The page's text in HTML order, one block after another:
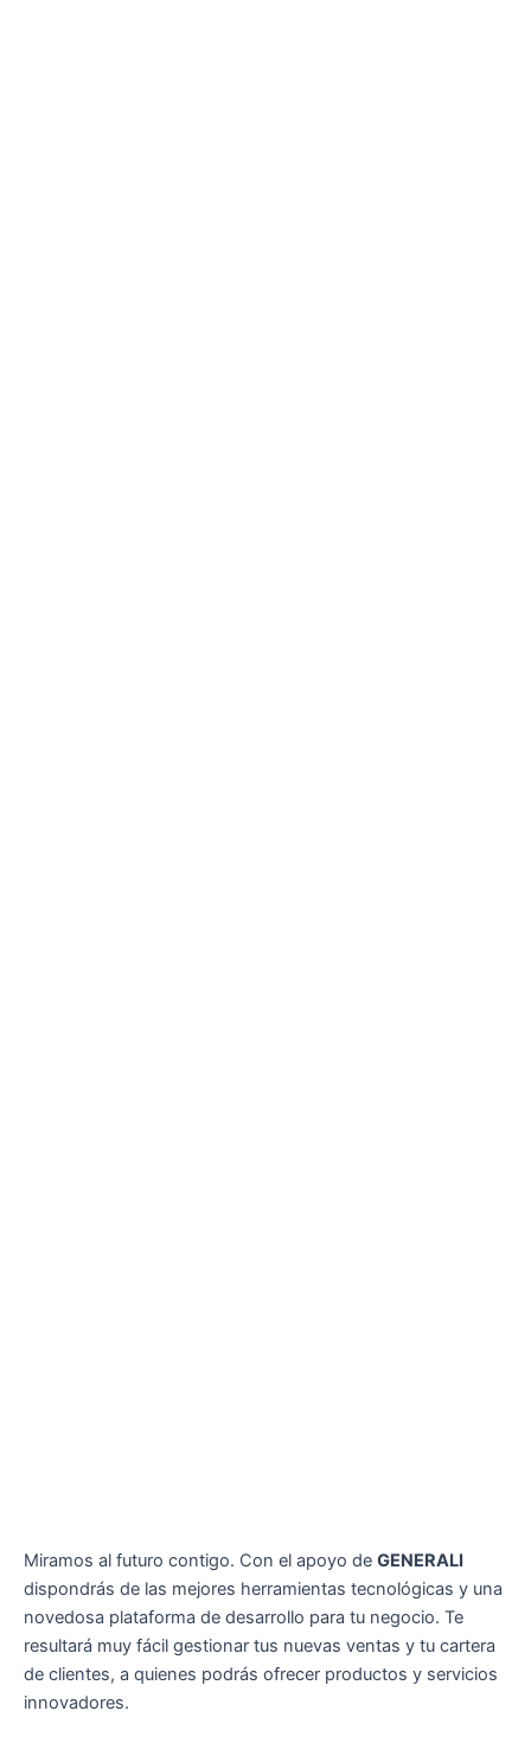
Miramos al futuro contigo. Con el apoyo de GENERALI
dispondrás de las mejores herramientas tecnológicas y una
novedosa plataforma de desarrollo para tu negocio. Te
resultará muy fácil gestionar tus nuevas ventas y tu cartera
de clientes, a quienes podrás ofrecer productos y servicios
innovadores.